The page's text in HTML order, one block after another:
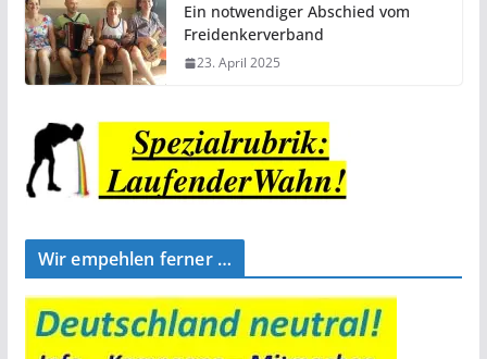
Ein notwendiger Abschied vom
Freidenkerverband
23. April 2025
Wir empehlen ferner …